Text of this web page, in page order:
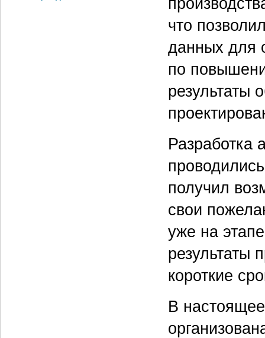
что
данных для
по
результаты
Разработка
получил
свои
уже на
результаты
короткие
В